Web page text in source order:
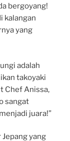
bergoyang!
kalangan
yang
adalah
takoyaki
Chef Anissa,
sangat
juara!”
yang